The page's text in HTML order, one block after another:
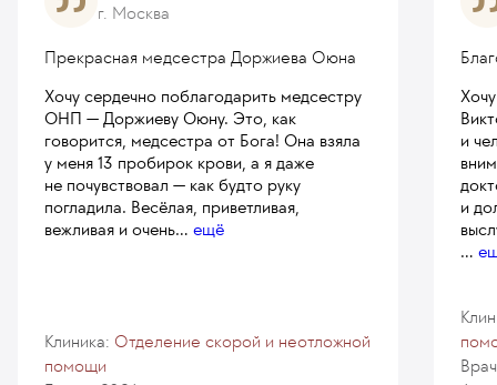
г. Москва
Прекрасная медсестра Доржиева Оюна
Хочу сердечно поблагодарить медсестру
ОНП — Доржиеву Оюну. Это, как
говорится, медсестра от Бога! Она взяла
у меня 13 пробирок крови, а я даже
не почувствовал — как будто руку
погладила. Весёлая, приветливая,
вежливая и очень... ещё
Клиника: Отделение скорой и неотложной
помощи
и
и
...